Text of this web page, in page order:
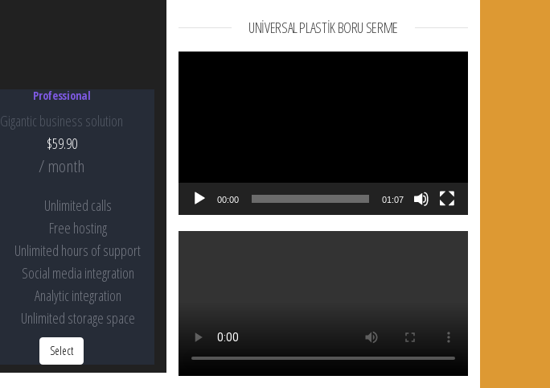
Professional
Gigantic business solution
$59.90
/ month
Unlimited calls
Free hosting
Unlimited hours of support
Social media integration
Analytic integration
Unlimited storage space
Select
UNIVERSAL PLASTIK BORU SERME
00:00 01:07